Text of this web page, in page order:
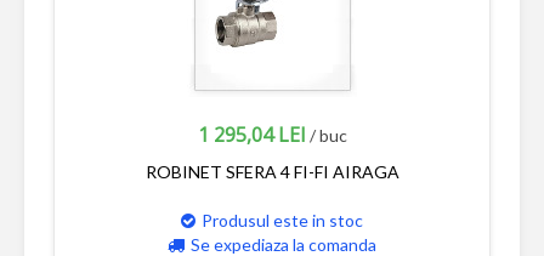
1 295,04 LEI / buc
ROBINET SFERA 4 FI-FI AIRAGA
Produsul este in stoc
Se expediaza la comanda